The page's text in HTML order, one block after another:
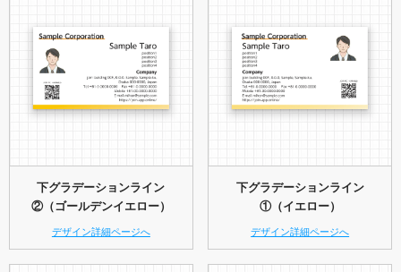
下グラデーションライン
②（ゴールデンイエロー）
デザイン詳細ページへ
下グラデーションライン
①（イエロー）
デザイン詳細ページへ